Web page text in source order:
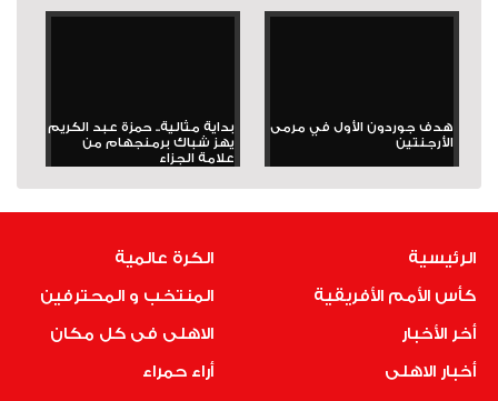
هدف جوردون الأول في مرمى
الأرجنتين
بداية مثالية.. حمزة عبد الكريم
يهز شباك برمنجهام من
علامة الجزاء
الرئيسية
كأس الأمم الأفريقية
أخر الأخبار
أخبار الاهلى
الكرة عالمية
المنتخب و المحترفين
الاهلى فى كل مكان
أراء حمراء